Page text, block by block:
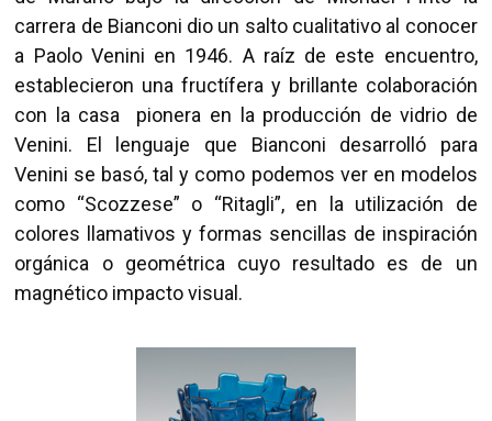
carrera de Bianconi dio un salto cualitativo al conocer
a Paolo Venini en 1946. A raíz de este encuentro,
establecieron una fructífera y brillante colaboración
con la casa pionera en la producción de vidrio de
Venini. El lenguaje que Bianconi desarrolló para
Venini se basó, tal y como podemos ver en modelos
como “Scozzese” o “Ritagli”, en la utilización de
colores llamativos y formas sencillas de inspiración
orgánica o geométrica cuyo resultado es de un
magnético impacto visual.